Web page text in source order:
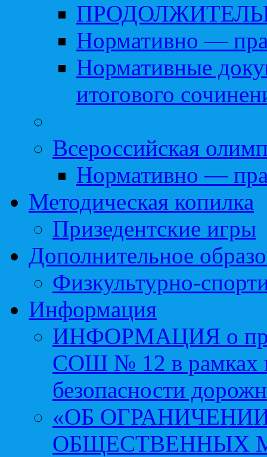
Нормативно —
Нормативные
итогового
Всероссийская
Нормативно —
Методическая копилка
Призедентские игры
Дополнительное
Физкультурно-
Информация
ИНФОРМАЦИЯ о
СОШ № 12 в рамках
безопасности
«ОБ
ОБЩЕСТВЕННЫХ